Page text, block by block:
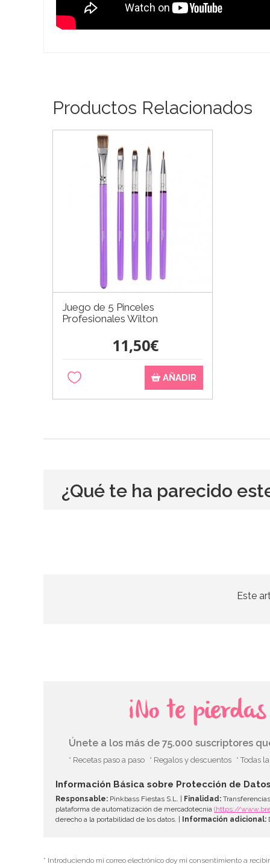
Productos Relacionados
Juego de 5 Pinceles
Profesionales Wilton
11,50€
AÑADIR
¿Qué te ha parecido
Este
¡No te
Únete a los más de 75.000 suscriptores
* Recetas paso a paso * Regalos y descuentos * Todas
Información Básica sobre Protección de
Responsable: Pinkbass Fiestas S.L. | Finalidad:
plataforma de automatización de mercadotecnia (https://
derecho a la portabilidad de los datos. | Información adicional:
* Introduciendo mi correo electrónico doy mi consentimiento a